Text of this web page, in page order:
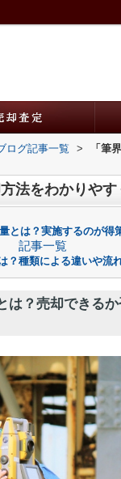
ログ記事一覧 >
「筆
法をわかりや
とは？実施するのが得
記事一覧
？種類による違いや流
は？売却できる